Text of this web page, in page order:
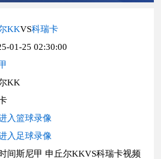
KKVS科瑞卡
01-25 02:30:00
KK
入篮球录像
入足球录像
间斯尼甲 申丘尔KKVS科瑞卡视频